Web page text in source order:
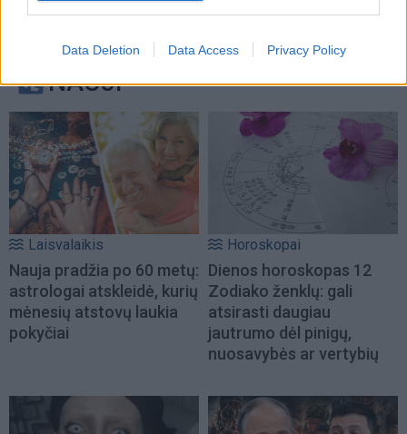
Data Deletion Data Access Privacy Policy
NAUJI
Laisvalaikis
Nauja pradžia po 60 metų:
astrologai atskleidė, kurių
mėnesių atstovų laukia
pokyčiai
Horoskopai
Dienos horoskopas 12
Zodiako ženklų: gali
atsirasti daugiau
jautrumo dėl pinigų,
nuosavybės ar vertybių